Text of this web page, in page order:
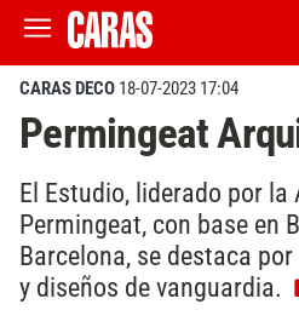
CARAS DECO 18-07-2023 17:04
Permingeat
El Estudio, liderado por
Permingeat, con base en
Barcelona, se destaca
y diseños de vanguardia.